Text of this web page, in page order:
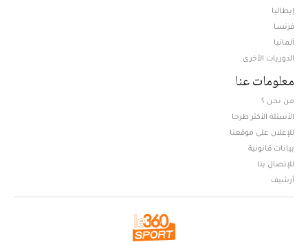
إيطاليا
فرنسا
ألمانيا
الدوريات الأخرى
معلومات عنا
من نحن ؟
الأسئلة الأكثر طرحا
للإعلان على موقعنا
بيانات قانونية
للإتصال بنا
أرشيف